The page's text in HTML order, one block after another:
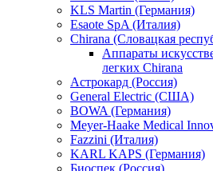
KLS Martin (Германия)
Esaote SpA (Италия)
Chirana (Словацкая
Аппараты
легких Chirana
Астрокард (Россия)
General Electric (США)
BOWA (Германия)
Meyer-Haake Medical
Fazzini (Италия)
KARL KAPS (Германия)
Биоспек (Россия)